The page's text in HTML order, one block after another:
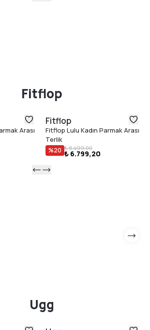
Fitflop
Arası
Fitflop
Fitflop Lulu Kadın Parmak Arası
Terlik
%20 ₺ 8.499,00
₺ 6.799,20
Ugg